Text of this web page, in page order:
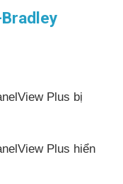
Plus bị
Plus hiển